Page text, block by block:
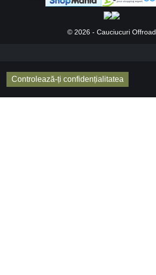
© 2026 - Cauciucuri Offroad
Controlează-ți confidențialitatea